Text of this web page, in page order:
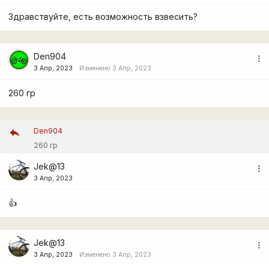
Здравствуйте, есть возможность взвесить?
Den904
3 Апр, 2023 Изменено 3 Апр, 2023
more_vert
260 гр
Den904
260 гр
Jek@13
3 Апр, 2023
more_vert
👍
Jek@13
3 Апр, 2023 Изменено 3 Апр, 2023
more_vert